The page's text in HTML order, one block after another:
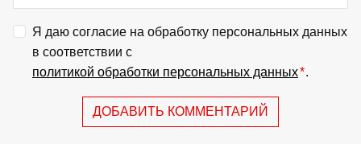
Я даю согласие на обработку персональных данных
в соответствии с
политикой обработки персональных данных*.
ДОБАВИТЬ КОММЕНТАРИЙ